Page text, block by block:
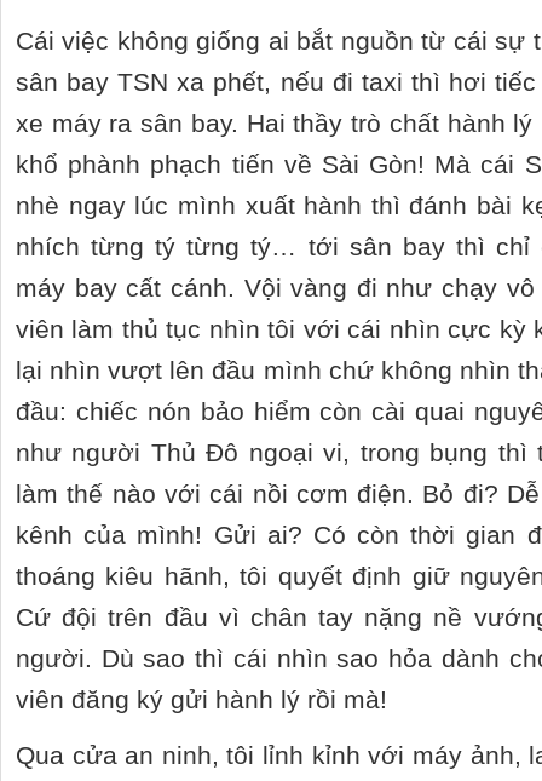
Cái việc không giống ai bắt nguồn từ cái sự
sân bay TSN xa phết, nếu đi taxi thì hơi
xe máy ra sân bay. Hai thầy trò chất hành
khổ phành phạch tiến về Sài Gòn! Mà cái
nhè ngay lúc mình xuất hành thì đánh bài
nhích từng tý từng tý… tới sân bay thì chỉ
máy bay cất cánh. Vội vàng đi như chạy
viên làm thủ tục nhìn tôi với cái nhìn cực kỳ
lại nhìn vượt lên đầu mình chứ không nhìn
đầu: chiếc nón bảo hiểm còn cài quai
như người Thủ Đô ngoại vi, trong bụng thì
làm thế nào với cái nồi cơm điện. Bỏ đi?
kênh của mình! Gửi ai? Có còn thời gian
thoáng kiêu hãnh, tôi quyết định giữ
Cứ đội trên đầu vì chân tay nặng nề
người. Dù sao thì cái nhìn sao hỏa dành
viên đăng ký gửi hành lý rồi mà!
Qua cửa an ninh, tôi lỉnh kỉnh với máy ảnh,